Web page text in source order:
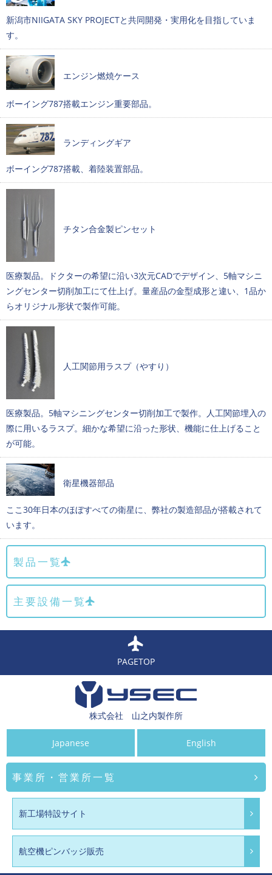
新潟市NIIGATA SKY PROJECTと共同開発・実用化を目指していま
す。
エンジン燃焼ケース
ボーイング787搭載エンジン重要部品。
ランディングギア
ボーイング787搭載、着陸装置部品。
チタン合金製ピンセット
医療製品。ドクターの希望に沿い3次元CADでデザイン、5軸マシニ
ングセンター切削加工にて仕上げ。量産品の金型成形と違い、1品か
らオリジナル形状で製作可能。
人工関節用ラスプ（やすり）
医療製品。5軸マシニングセンター切削加工で製作。人工関節埋入の
際に用いるラスプ。細かな希望に沿った形状、機能に仕上げること
が可能。
衛星機器部品
ここ30年日本のほぼすべての衛星に、弊社の製造部品が搭載されて
います。
製品一覧
主要設備一覧
PAGETOP
株式会社 山之内製作所
Japanese English
事業所・営業所一覧
新工場特設サイト
航空機ピンバッジ販売